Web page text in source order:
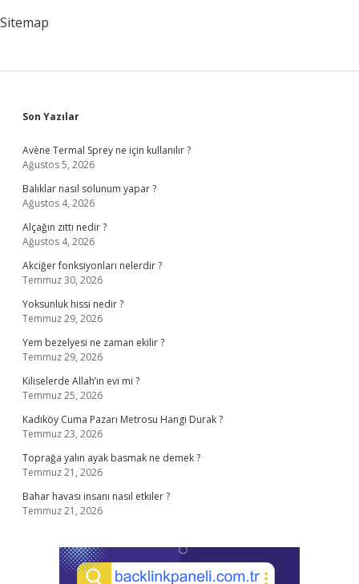
Sitemap
Sidebar
Son Yazılar
Avène Termal Sprey ne için kullanılır ?
Ağustos 5, 2026
Balıklar nasıl solunum yapar ?
Ağustos 4, 2026
Alçağın zıttı nedir ?
Ağustos 4, 2026
Akciğer fonksiyonları nelerdir ?
Temmuz 30, 2026
Yoksunluk hissi nedir ?
Temmuz 29, 2026
Yem bezelyesi ne zaman ekilir ?
Temmuz 29, 2026
Kiliselerde Allah’ın evi mi ?
Temmuz 25, 2026
Kadıköy Cuma Pazarı Metrosu Hangi Durak ?
Temmuz 23, 2026
Toprağa yalın ayak basmak ne demek ?
Temmuz 21, 2026
Bahar havası insanı nasıl etkiler ?
Temmuz 21, 2026